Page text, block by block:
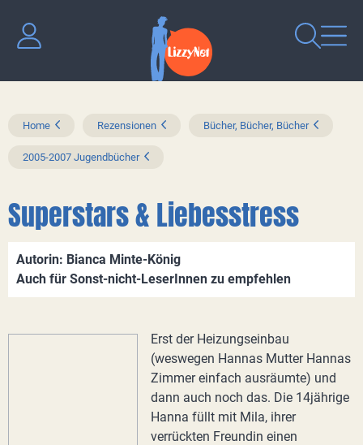
Home Rezensionen Bücher, Bücher, Bücher
2005-2007 Jugendbücher
Superstars & Liebesstress
Autorin: Bianca Minte-König
Auch für Sonst-nicht-LeserInnen zu empfehlen
Erst der Heizungseinbau
(weswegen Hannas Mutter Hannas
Zimmer einfach ausräumte) und
dann auch noch das. Die 14jährige
Hanna füllt mit Mila, ihrer
verrückten Freundin einen